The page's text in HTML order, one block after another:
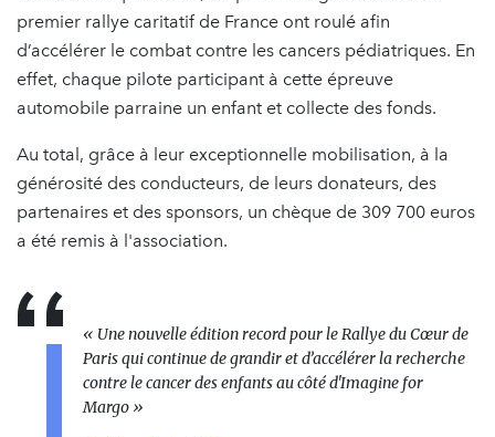
premier rallye caritatif de France ont roulé afin
d’accélérer le combat contre les cancers pédiatriques. En
effet, chaque pilote participant à cette épreuve
automobile parraine un enfant et collecte des fonds.
Au total, grâce à leur exceptionnelle mobilisation, à la
générosité des conducteurs, de leurs donateurs, des
partenaires et des sponsors, un chèque de 309 700 euros
a été remis à l'association.
« Une nouvelle édition record pour le Rallye du Cœur de
Paris qui continue de grandir et d’accélérer la recherche
contre le cancer des enfants au côté d'Imagine for
Margo »